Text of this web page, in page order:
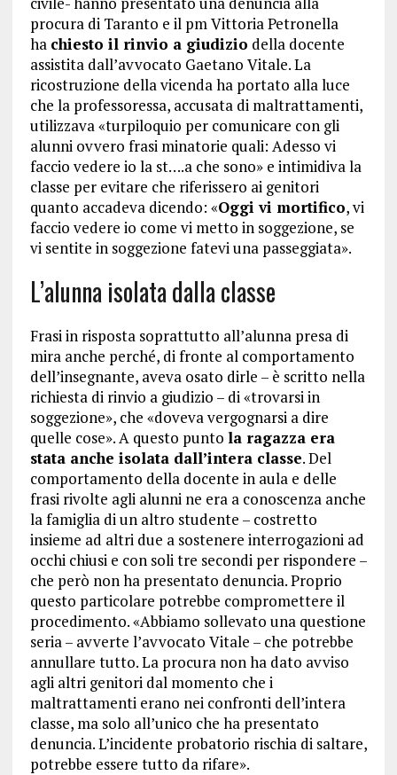
procura di Taranto e il pm Vittoria Petronella
ha chiesto il rinvio a giudizio della docente
assistita dall’avvocato Gaetano Vitale. La
ricostruzione della vicenda ha portato alla luce
che la professoressa, accusata di maltrattamenti,
utilizzava «turpiloquio per comunicare con gli
alunni ovvero frasi minatorie quali: Adesso vi
faccio vedere io la st….a che sono» e intimidiva la
classe per evitare che riferissero ai genitori
quanto accadeva dicendo: «Oggi vi mortifico, vi
faccio vedere io come vi metto in soggezione, se
vi sentite in soggezione fatevi una passeggiata».
L’alunna isolata dalla classe
Frasi in risposta soprattutto all’alunna presa di
mira anche perché, di fronte al comportamento
dell’insegnante, aveva osato dirle – è scritto nella
richiesta di rinvio a giudizio – di «trovarsi in
soggezione», che «doveva vergognarsi a dire
quelle cose». A questo punto la ragazza era
stata anche isolata dall’intera classe. Del
comportamento della docente in aula e delle
frasi rivolte agli alunni ne era a conoscenza anche
la famiglia di un altro studente – costretto
insieme ad altri due a sostenere interrogazioni ad
occhi chiusi e con soli tre secondi per rispondere –
che però non ha presentato denuncia. Proprio
questo particolare potrebbe compromettere il
procedimento. «Abbiamo sollevato una questione
seria – avverte l’avvocato Vitale – che potrebbe
annullare tutto. La procura non ha dato avviso
agli altri genitori dal momento che i
maltrattamenti erano nei confronti dell’intera
classe, ma solo all’unico che ha presentato
denuncia. L’incidente probatorio rischia di saltare,
potrebbe essere tutto da rifare».